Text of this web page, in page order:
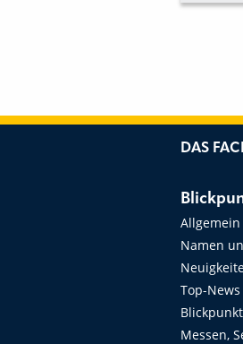
DAS
Namen
Top-News
Blickpunkt
Messen,